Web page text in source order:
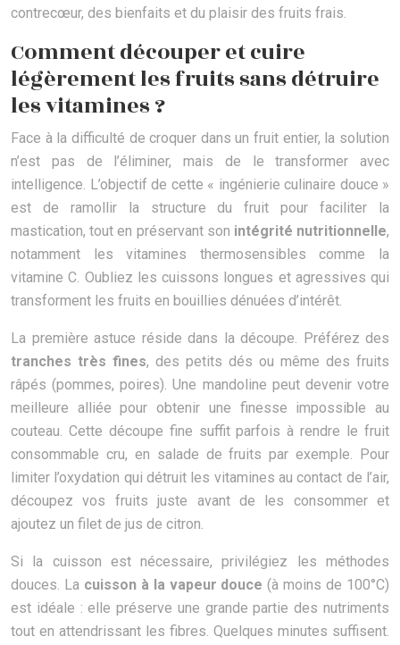
contrecœur, des bienfaits et du plaisir des fruits frais.
Comment découper et cuire
légèrement les fruits sans détruire
les vitamines ?
Face à la difficulté de croquer dans un fruit entier, la solution
n’est pas de l’éliminer, mais de le transformer avec
intelligence. L’objectif de cette « ingénierie culinaire douce »
est de ramollir la structure du fruit pour faciliter la
mastication, tout en préservant son intégrité nutritionnelle,
notamment les vitamines thermosensibles comme la
vitamine C. Oubliez les cuissons longues et agressives qui
transforment les fruits en bouillies dénuées d’intérêt.
La première astuce réside dans la découpe. Préférez des
tranches très fines, des petits dés ou même des fruits
râpés (pommes, poires). Une mandoline peut devenir votre
meilleure alliée pour obtenir une finesse impossible au
couteau. Cette découpe fine suffit parfois à rendre le fruit
consommable cru, en salade de fruits par exemple. Pour
limiter l’oxydation qui détruit les vitamines au contact de l’air,
découpez vos fruits juste avant de les consommer et
ajoutez un filet de jus de citron.
Si la cuisson est nécessaire, privilégiez les méthodes
douces. La cuisson à la vapeur douce (à moins de 100°C)
est idéale : elle préserve une grande partie des nutriments
tout en attendrissant les fibres. Quelques minutes suffisent.